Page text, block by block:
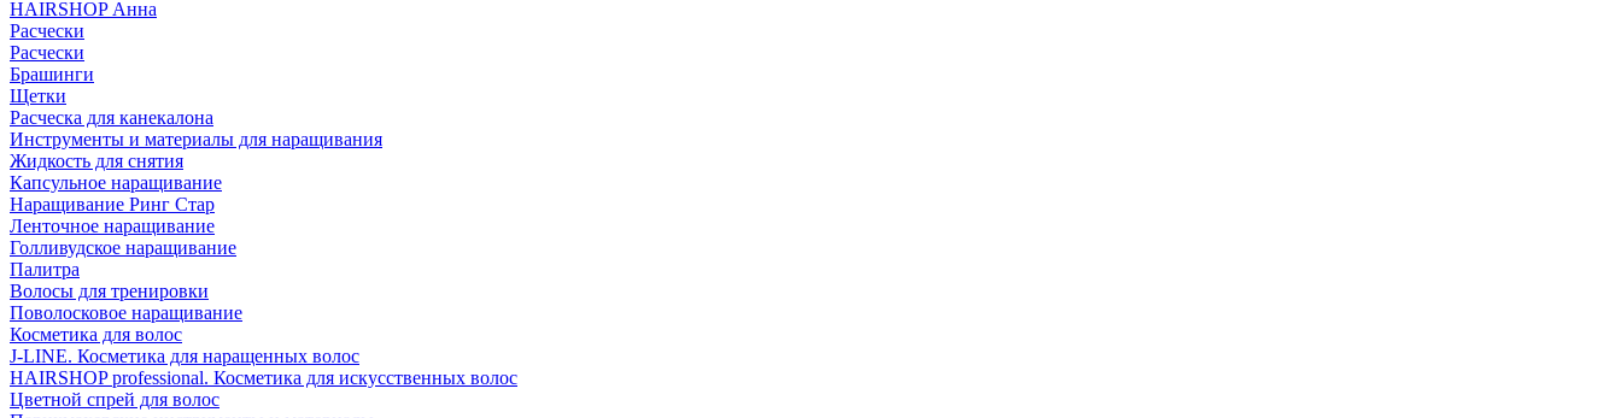
HAIRSHOP Анна
Расчески
Расчески
Брашинги
Щетки
Расческа для канекалона
Инструменты и материалы для наращивания
Жидкость для снятия
Капсульное наращивание
Наращивание Ринг Стар
Ленточное наращивание
Голливудское наращивание
Палитра
Волосы для тренировки
Поволосковое наращивание
Косметика для волос
J-LINE. Косметика для наращенных волос
HAIRSHOP professional. Косметика для искусственных волос
Цветной спрей для волос